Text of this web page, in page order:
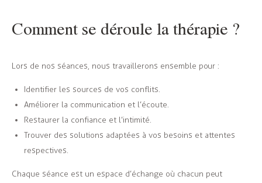
Comment se déroule la thérapie ?
Lors de nos séances, nous travaillerons ensemble pour :
Identifier les sources de vos conflits.
Améliorer la communication et l’écoute.
Restaurer la confiance et l’intimité.
Trouver des solutions adaptées à vos besoins et attentes
respectives.
Chaque séance est un espace d’échange où chacun peut